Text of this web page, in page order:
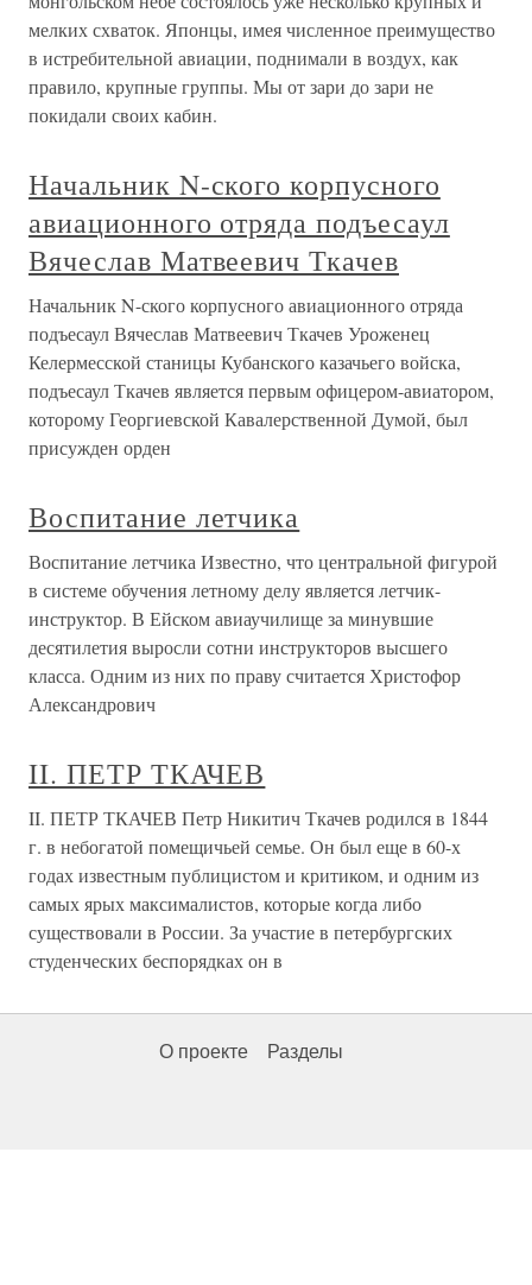
мелких схваток. Японцы, имея численное преимущество
в истребительной авиации, поднимали в воздух, как
правило, крупные группы. Мы от зари до зари не
покидали своих кабин.
Начальник N-ского корпусного
авиационного отряда подъесаул
Вячеслав Матвеевич Ткачев
Начальник N-ского корпусного авиационного отряда
подъесаул Вячеслав Матвеевич Ткачев Уроженец
Келермесской станицы Кубанского казачьего войска,
подъесаул Ткачев является первым офицером-авиатором,
которому Георгиевской Кавалерственной Думой, был
присужден орден
Воспитание летчика
Воспитание летчика Известно, что центральной фигурой
в системе обучения летному делу является летчик-
инструктор. В Ейском авиаучилище за минувшие
десятилетия выросли сотни инструкторов высшего
класса. Одним из них по праву считается Христофор
Александрович
II. ПЕТР ТКАЧЕВ
II. ПЕТР ТКАЧЕВ Петр Никитич Ткачев родился в 1844
г. в небогатой помещичьей семье. Он был еще в 60-х
годах известным публицистом и критиком, и одним из
самых ярых максималистов, которые когда либо
существовали в России. За участие в петербургских
студенческих беспорядках он в
О проекте Разделы